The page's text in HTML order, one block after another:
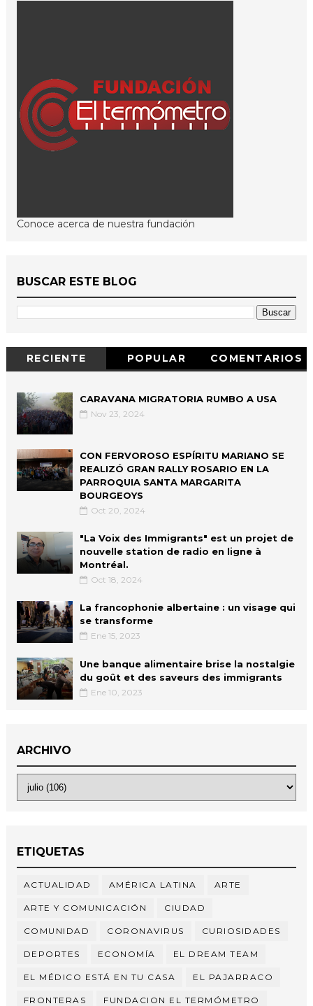
Conoce acerca de nuestra fundación
BUSCAR ESTE BLOG
RECIENTE POPULAR COMENTARIOS
CARAVANA MIGRATORIA RUMBO A USA
Nov 23, 2024
CON FERVOROSO ESPÍRITU MARIANO SE
REALIZÓ GRAN RALLY ROSARIO EN LA
PARROQUIA SANTA MARGARITA
BOURGEOYS
Oct 20, 2024
"La Voix des Immigrants" est un projet de
nouvelle station de radio en ligne à
Montréal.
Oct 18, 2024
La francophonie albertaine : un visage qui
se transforme
Ene 15, 2023
Une banque alimentaire brise la nostalgie
du goût et des saveurs des immigrants
Ene 10, 2023
ARCHIVO
ETIQUETAS
ACTUALIDAD AMÉRICA LATINA ARTE
ARTE Y COMUNICACIÓN CIUDAD
COMUNIDAD CORONAVIRUS CURIOSIDADES
DEPORTES ECONOMÍA EL DREAM TEAM
EL MÉDICO ESTÁ EN TU CASA EL PAJARRACO
FRONTERAS FUNDACION EL TERMÓMETRO